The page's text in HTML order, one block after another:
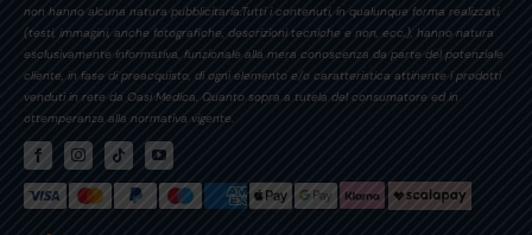
non hanno alcuna natura pubblicitaria.Tutti i contenuti, in qualunque forma realizzati,
(testi, immagini, anche fotografiche, descrizioni tecniche e non, ecc.), hanno natura
esclusivamente informativa, funzionale alla mera conoscenza da parte del potenziale
cliente, in fase di preacquisto, di ogni elemento e/o caratteristica attinente i prodotti
venduti in rete da Oasi Medica. Quanto sopra a tutela del consumatore ed in
ottemperanza alla normativa vigente.